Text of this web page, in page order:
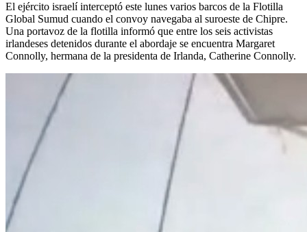
El ejército israelí interceptó este lunes varios barcos de la Flotilla
Global Sumud cuando el convoy navegaba al suroeste de Chipre.
Una portavoz de la flotilla informó que entre los seis activistas
irlandeses detenidos durante el abordaje se encuentra Margaret
Connolly, hermana de la presidenta de Irlanda, Catherine Connolly.